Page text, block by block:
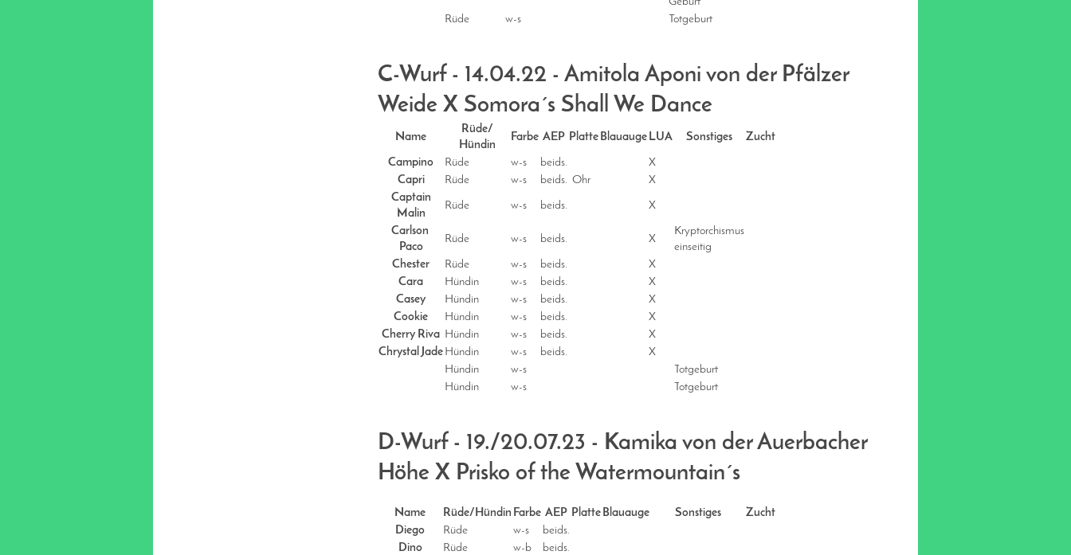
Rüde
w-s Totgeburt
C-Wurf - 14.04.22 - Amitola Aponi von der Pfälzer
Weide X Somora´s Shall We Dance
Name
Rüde/
Hündin
Farbe AEP Platte Blauauge LUA Sonstiges Zucht
Campino Rüde w-s beids.
X
Capri
Rüde w-s beids. Ohr
X
Captain
Malin
Rüde w-s beids. X
Carlson
Paco
Rüde w-s beids. X
Kryptorchismus
einseitig
Chester
Rüde w-s beids.
X
Cara
Hündin w-s beids.
X
Casey
Hündin w-s beids.
X
Cookie
Hündin w-s beids.
X
Cherry Riva Hündin w-s beids.
X
Chrystal Jade Hündin w-s beids.
X
Hündin
w-s Totgeburt
Hündin
w-s Totgeburt
D-Wurf - 19./20.07.23 - Kamika von der Auerbacher
Höhe X Prisko of the Watermountain´s
Name Rüde/Hündin Farbe AEP Platte Blauauge Sonstiges
Zucht
Diego
Rüde w-s
beids.
Dino
Rüde w-b beids.